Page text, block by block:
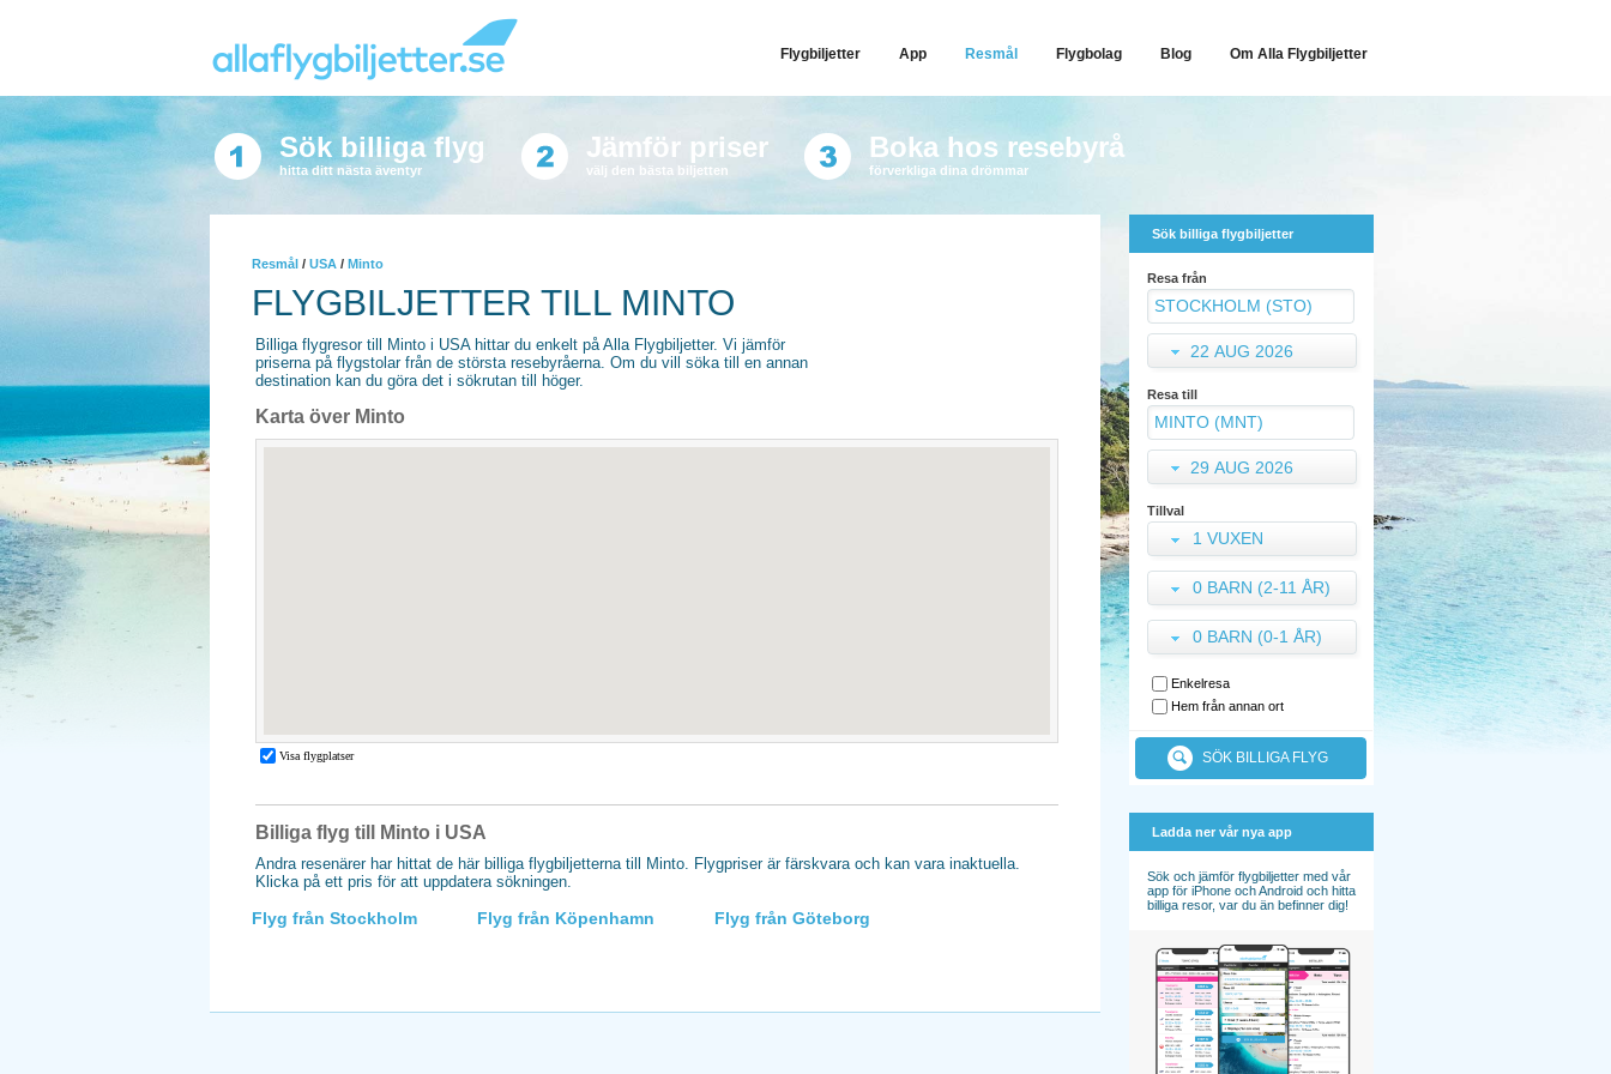
Flygbiljetter App Resmål Flygbolag Blog Om Alla Flygbiljetter
Sök billiga flyg
hitta ditt nästa äventyr
Jämför priser
välj den bästa biljetten
Boka hos resebyrå
förverkliga dina drömmar
Resmål / USA / Minto
FLYGBILJETTER TILL MINTO
Billiga flygresor till Minto i USA hittar du enkelt på Alla Flygbiljetter. Vi jämför
priserna på flygstolar från de största resebyråerna. Om du vill söka till en annan
destination kan du göra det i sökrutan till höger.
Karta över Minto
Billiga flyg till Minto i USA
Andra resenärer har hittat de här billiga flygbiljetterna till Minto. Flygpriser är färskvara och kan vara inaktuella.
Klicka på ett pris för att uppdatera sökningen.
Flyg från Stockholm Flyg från Köpenhamn Flyg från Göteborg
Sök billiga flygbiljetter
Resa från
22 AUG 2026
Resa till
29 AUG 2026
Tillval
1 VUXEN
0 BARN (2-11 ÅR)
0 BARN (0-1 ÅR)
Enkelresa
Hem från annan ort
SÖK BILLIGA FLYG
Ladda ner vår nya app
Sök och jämför flygbiljetter med vår
app för iPhone och Android och hitta
billiga resor, var du än befinner dig!